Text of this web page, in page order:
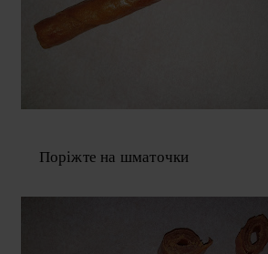
Поріжте на шматочки